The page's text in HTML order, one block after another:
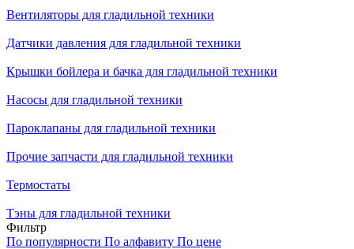
Вентиляторы для гладильной техники
Датчики давления для гладильной техники
Крышки бойлера и бачка для гладильной техники
Насосы для гладильной техники
Пароклапаны для гладильной техники
Прочие запчасти для гладильной техники
Термостаты
Тэны для гладильной техники
Фильтр
По популярности По алфавиту По цене